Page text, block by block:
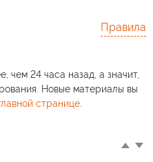
Правила
чем 24 часа назад, а значит,
Новые материалы вы
странице.